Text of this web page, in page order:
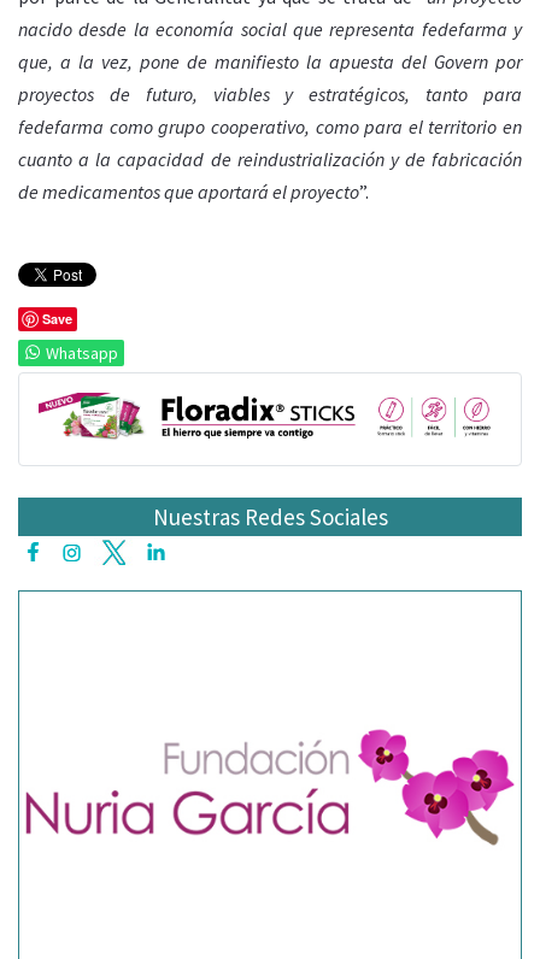
nacido desde la economía social que representa fedefarma y
que, a la vez, pone de manifiesto la apuesta del Govern por
proyectos de futuro, viables y estratégicos, tanto para
fedefarma como grupo cooperativo, como para el territorio en
cuanto a la capacidad de reindustrialización y de fabricación
de medicamentos que aportará el proyecto”.
Save
Whatsapp
Nuestras Redes Sociales